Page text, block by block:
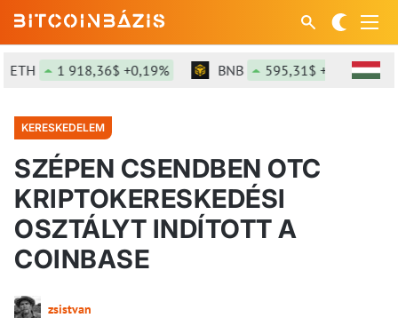
1 918,36$ +0,19% BNB 595,31$ +0,78%
KERESKEDELEM
SZÉPEN CSENDBEN OTC
KRIPTOKERESKEDÉSI
OSZTÁLYT INDÍTOTT A
COINBASE
zsistvan